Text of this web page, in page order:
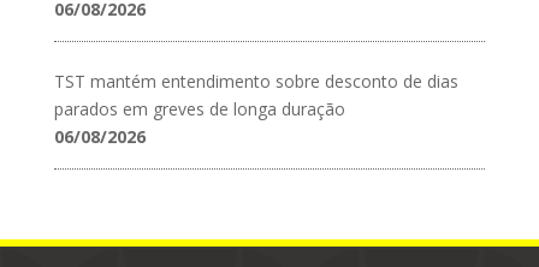
06/08/2026
TST mantém entendimento sobre desconto de dias
parados em greves de longa duração
06/08/2026